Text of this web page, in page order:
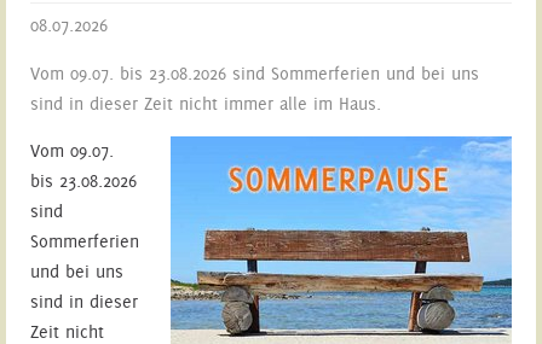
08.07.2026
Vom 09.07. bis 23.08.2026 sind Sommerferien und bei uns
sind in dieser Zeit nicht immer alle im Haus.
Vom 09.07.
bis 23.08.2026
sind
Sommerferien
und bei uns
sind in dieser
Zeit nicht